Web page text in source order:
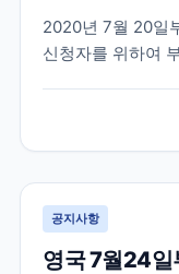
2020년 7월 20일
신청자를 위하여
신청자가 단시간
국 대사관에서도
공지사항
영국 7월24일